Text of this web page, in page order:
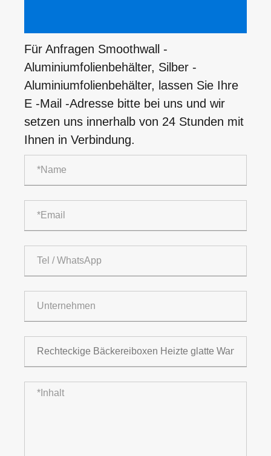
Für Anfragen Smoothwall -
Aluminiumfolienbehälter, Silber -
Aluminiumfolienbehälter, lassen Sie Ihre
E -Mail -Adresse bitte bei uns und wir
setzen uns innerhalb von 24 Stunden mit
Ihnen in Verbindung.